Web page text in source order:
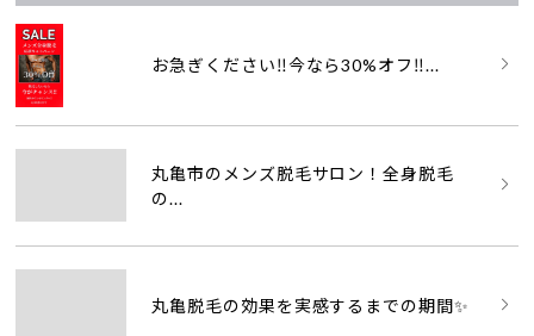
お急ぎください‼️今なら30%オフ‼...
丸亀市のメンズ脱毛サロン！全身脱毛
の...
丸亀脱毛の効果を実感するまでの期間✨